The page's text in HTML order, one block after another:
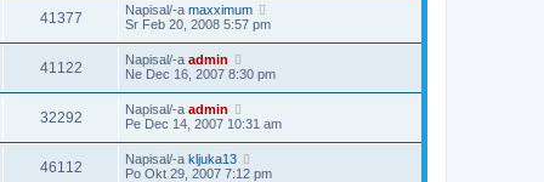
41377 Napisal/-a maxximum
Sr Feb 20, 2008 5:57 pm
41122 Napisal/-a admin
Ne Dec 16, 2007 8:30 pm
32292 Napisal/-a admin
Pe Dec 14, 2007 10:31 am
46112 Napisal/-a kljuka13
Po Okt 29, 2007 7:12 pm